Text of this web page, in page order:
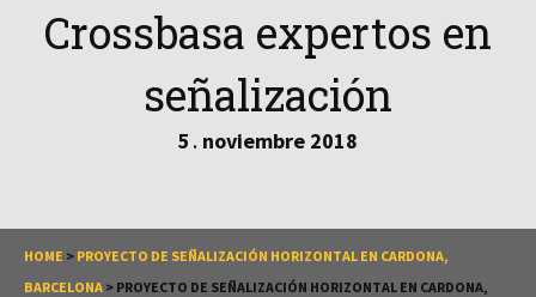
Crossbasa expertos en
señalización
5 . noviembre 2018
HOME > PROYECTO DE SEÑALIZACIÓN HORIZONTAL EN CARDONA,
BARCELONA > PROYECTO DE SEÑALIZACIÓN HORIZONTAL EN CARDONA,